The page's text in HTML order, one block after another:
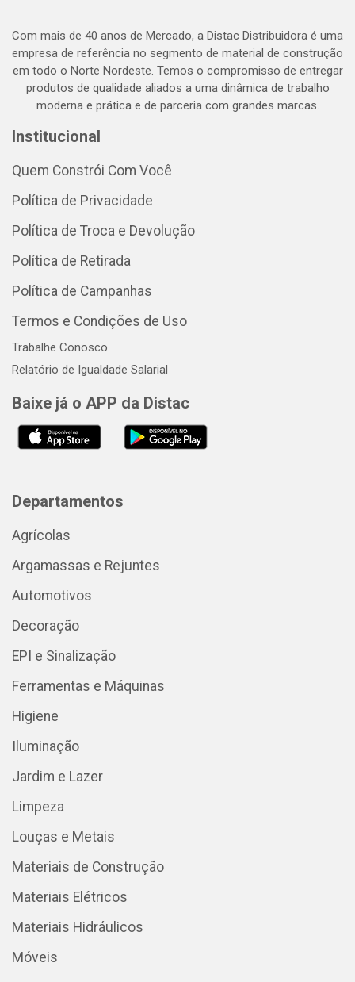
Com mais de 40 anos de Mercado, a Distac Distribuidora é uma
empresa de referência no segmento de material de construção
em todo o Norte Nordeste. Temos o compromisso de entregar
produtos de qualidade aliados a uma dinâmica de trabalho
moderna e prática e de parceria com grandes marcas.
Institucional
Quem Constrói Com Você
Política de Privacidade
Política de Troca e Devolução
Política de Retirada
Política de Campanhas
Termos e Condições de Uso
Trabalhe Conosco
Relatório de Igualdade Salarial
Baixe já o APP da Distac
Departamentos
Agrícolas
Argamassas e Rejuntes
Automotivos
Decoração
EPI e Sinalização
Ferramentas e Máquinas
Higiene
Iluminação
Jardim e Lazer
Limpeza
Louças e Metais
Materiais de Construção
Materiais Elétricos
Materiais Hidráulicos
Móveis